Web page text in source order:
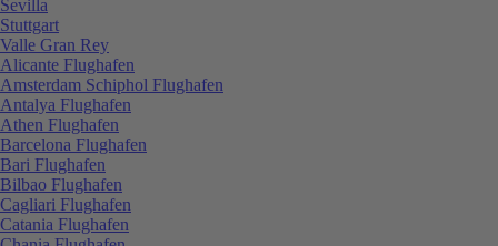
Sevilla
Stuttgart
Valle Gran Rey
Alicante Flughafen
Amsterdam Schiphol Flughafen
Antalya Flughafen
Athen Flughafen
Barcelona Flughafen
Bari Flughafen
Bilbao Flughafen
Cagliari Flughafen
Catania Flughafen